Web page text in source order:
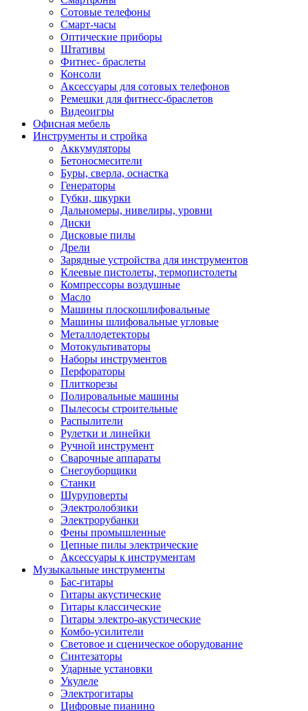
Сотовые телефоны
Смарт-часы
Оптические приборы
Штативы
Фитнес- браслеты
Консоли
Аксессуары для сотовых телефонов
Ремешки для фитнесс-браслетов
Видеоигры
Офисная мебель
Инструменты и стройка
Аккумуляторы
Бетоносмесители
Буры, сверла, оснастка
Генераторы
Губки, шкурки
Дальномеры, нивелиры, уровни
Диски
Дисковые пилы
Дрели
Зарядные устройства для инструментов
Клеевые пистолеты, термопистолеты
Компрессоры воздушные
Масло
Машины плоскошлифовальные
Машины шлифовальные угловые
Металлодетекторы
Мотокультиваторы
Наборы инструментов
Перфораторы
Плиткорезы
Полировальные машины
Пылесосы строительные
Распылители
Рулетки и линейки
Ручной инструмент
Сварочные аппараты
Снегоуборщики
Станки
Шуруповерты
Электролобзики
Электрорубанки
Фены промышленные
Цепные пилы электрические
Аксессуары к инструментам
Музыкальные инструменты
Бас-гитары
Гитары акустические
Гитары классические
Гитары электро-акустические
Комбо-усилители
Световое и сценическое оборудование
Синтезаторы
Ударные установки
Укулеле
Электрогитары
Цифровые пианино